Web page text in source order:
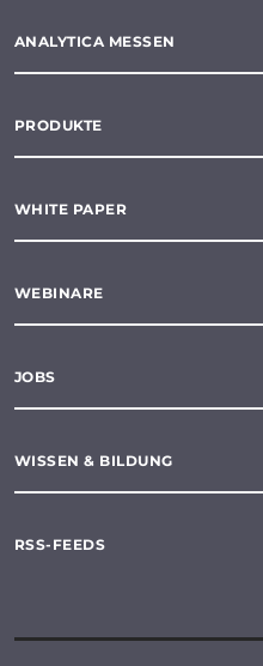
ANALYTICA MESSEN
PRODUKTE
WHITE PAPER
WEBINARE
JOBS
WISSEN & BILDUNG
RSS-FEEDS